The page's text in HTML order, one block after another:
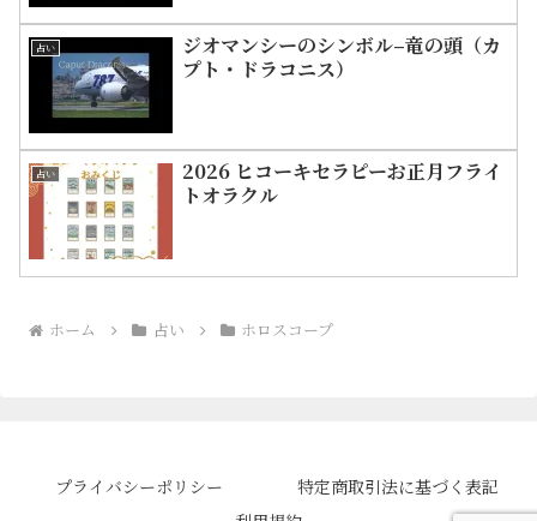
占い
ジオマンシーのシンボル–竜の頭（カ
プト・ドラコニス）
占い
2026 ヒコーキセラピーお正月フライ
トオラクル
ホーム 占い ホロスコープ
プライバシーポリシー
特定商取引法に基づく表記